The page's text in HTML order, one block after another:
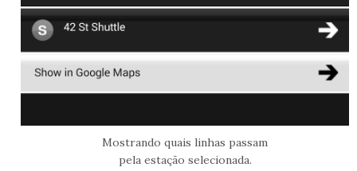
Mostrando quais linhas passam
pela estação selecionada.